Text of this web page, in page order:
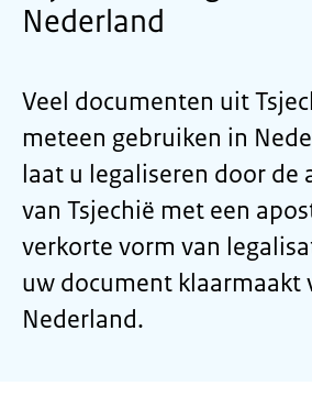
Nederland
Veel documenten uit
meteen gebruiken in
laat u legaliseren door de
van Tsjechië met een
verkorte vorm van
uw document klaarmaakt
Nederland.